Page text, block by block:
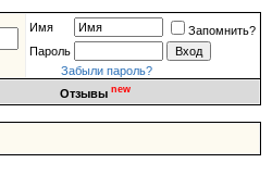
Имя
Запомнить?
Пароль
Забыли пароль?
Отзывы new